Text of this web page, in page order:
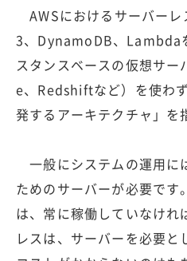
AWSにおけるサーバー
3、DynamoDB、Lambda
スタンスベースの仮想サ
e、Redshiftなど）を使わ
発するアーキテクチャ」を
一般にシステムの運用に
ためのサーバーが必要です
は、常に稼働していなけれ
レスは、サーバーを必要と